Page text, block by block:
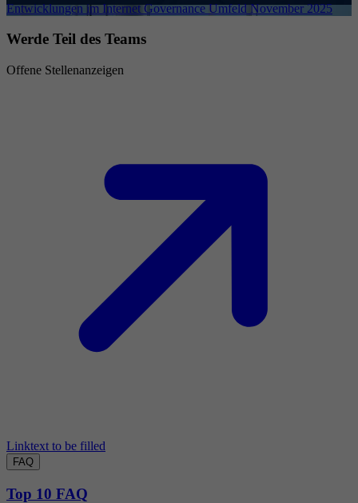
Entwicklungen im Internet Governance Umfeld November 2025
Werde Teil des Teams
Offene Stellenanzeigen
Linktext to be filled
FAQ
Top 10 FAQ